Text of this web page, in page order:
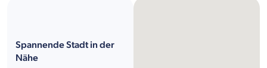
Spannende Stadt in der
Nähe